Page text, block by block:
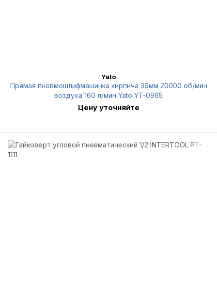
Yato
Прямая пневмошлифмашинка кирпича 36мм 20000 об/мин
воздуха 160 л/мин Yato YT-0965
Цену уточняйте